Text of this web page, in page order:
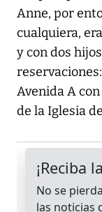
Anne, por
cualquiera,
y con dos
Avenida A
de la Iglesia